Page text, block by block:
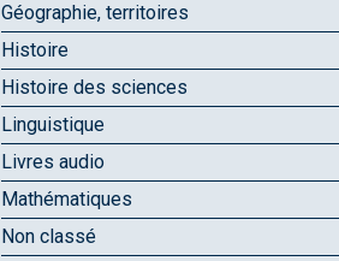
Géographie, territoires
Histoire
Histoire des sciences
Linguistique
Livres audio
Mathématiques
Non classé